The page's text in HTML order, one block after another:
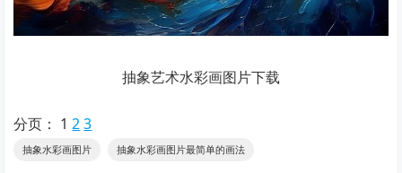
抽象艺术水彩画图片下载
分页： 1 2 3
抽象水彩画图片 抽象水彩画图片最简单的画法